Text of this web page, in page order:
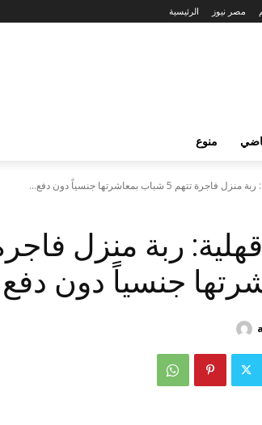
الرئيسية مصر نيوز
منوع
تتهم 5 شباب بمعاشرتها جنسياً دون دفع...
جنسياً دون دفع